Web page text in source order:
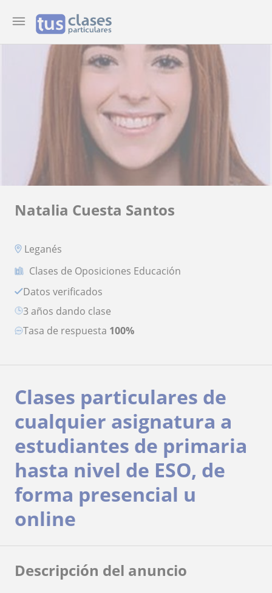
Natalia Cuesta Santos
Leganés
Clases de Oposiciones Educación
Datos verificados
3 años dando clase
Tasa de respuesta 100%
Clases particulares de
cualquier asignatura a
estudiantes de primaria
hasta nivel de ESO, de
forma presencial u
online
Descripción del anuncio